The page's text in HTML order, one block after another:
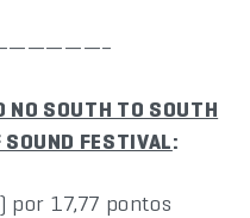
NO SOUTH TO SOUTH
FESTIVAL:
por 17,77 pontos